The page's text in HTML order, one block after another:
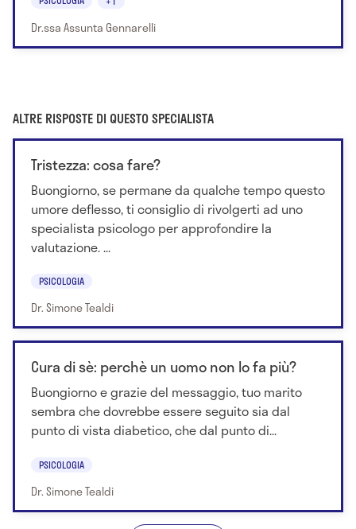
Dr.ssa Assunta Gennarelli
ALTRE RISPOSTE DI QUESTO SPECIALISTA
Tristezza: cosa fare?
Buongiorno, se permane da qualche tempo questo
umore deflesso, ti consiglio di rivolgerti ad uno
specialista psicologo per approfondire la
valutazione. ...
PSICOLOGIA
Dr. Simone Tealdi
Cura di sè: perchè un uomo non lo fa più?
Buongiorno e grazie del messaggio, tuo marito
sembra che dovrebbe essere seguito sia dal
punto di vista diabetico, che dal punto di...
PSICOLOGIA
Dr. Simone Tealdi